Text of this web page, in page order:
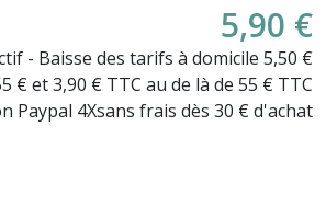
5,90 €
- Baisse des tarifs à domicile 5,50 €
€ et 3,90 € TTC au de là de 55 € TTC
Paypal 4Xsans frais dès 30 € d'achat